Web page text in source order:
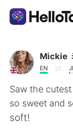
Aplicativo
AI
Português
Mickie
EN
Saw the
so sweet and
soft!